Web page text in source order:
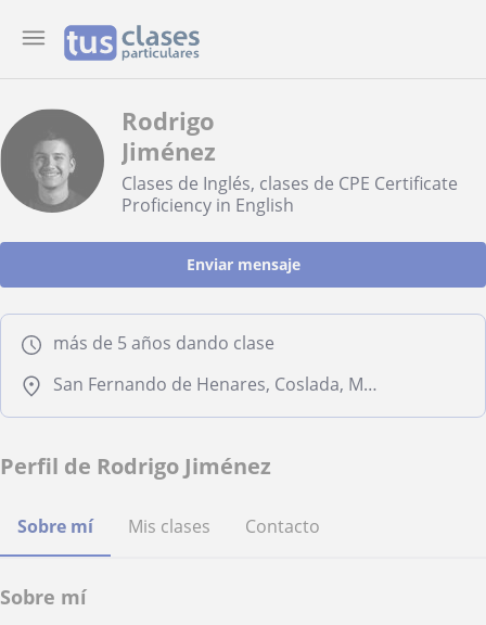
Rodrigo
Jiménez
Clases de Inglés, clases de CPE Certificate
Proficiency in English
Enviar mensaje
más de 5 años dando clase
San Fernando de Henares, Coslada, Mejorada del Campo, Torrejón de Ardoz, Velilla de San Antonio
Perfil de Rodrigo Jiménez
Sobre mí Mis clases Contacto
Sobre mí